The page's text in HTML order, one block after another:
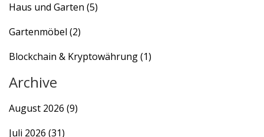
Haus und Garten (5)
Gartenmöbel (2)
Blockchain & Kryptowährung(1)
Archive
August 2026 (9)
Juli 2026 (31)